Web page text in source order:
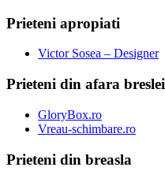
Prieteni apropiati
Victor Sosea – Designer
Prieteni din afara breslei
GloryBox.ro
Vreau-schimbare.ro
Prieteni din breasla